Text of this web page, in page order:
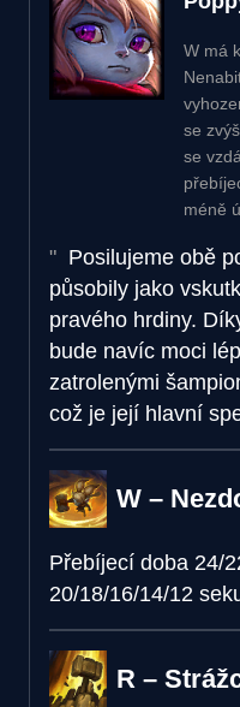
W má
se
se
méně
Posilujeme obě
působily jako
pravého hrdiny.
bude navíc moci
zatrolenými
což je její hlavní
W –
Přebíjecí doba 24/
20/18/16/14/12
R –